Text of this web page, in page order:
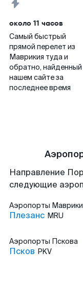
около 11 часов
Самый быстрый
прямой перелет из
Маврикия туда и
обратно, найденный
нашем сайте за
последнее время
Направление
следующие
Аэропорты
Плезанс MRU
Аэропорты Пскова
Псков PKV